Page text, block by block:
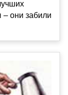
они забили